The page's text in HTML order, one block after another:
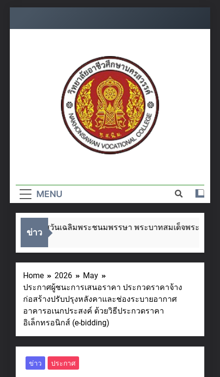
อาชีวศึกษา
นครสวรรค์
MENU
ข่าว
งในโอกาสวันเฉลิมพระชนมพรรษา พระบาทสมเด็จพระเจ้าอยู่
Home 2026
May
ประกาศผู้ชนะการเสนอราคา ประกวดราคาจ้าง
ก่อสร้างปรับปรุงหลังคาและช่องระบายอากาศ
อาคารอเนกประสงค์ ด้วยวิธีประกวดราคา
อิเล็กทรอนิกส์ (e-bidding)
ข่าว ประกาศ